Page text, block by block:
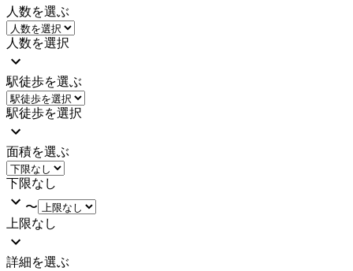
人数を選ぶ
人数を選択
駅徒歩を選ぶ
駅徒歩を選択
面積を選ぶ
下限なし
〜
上限なし
詳細を選ぶ